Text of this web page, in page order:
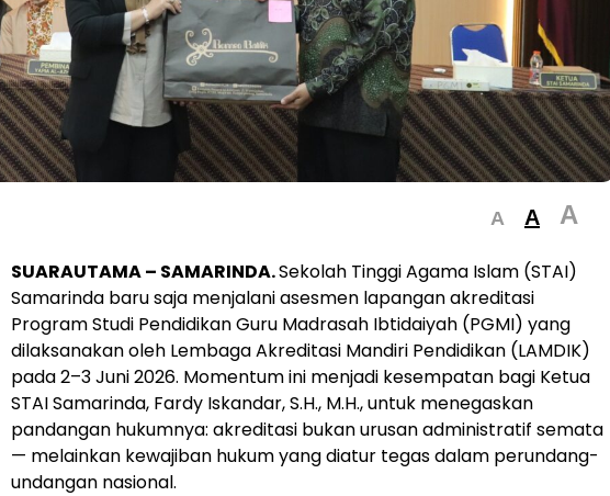
A A A
SUARAUTAMA – SAMARINDA.Sekolah Tinggi Agama Islam (STAI)
Samarinda baru saja menjalani asesmen lapangan akreditasi
Program Studi Pendidikan Guru Madrasah Ibtidaiyah (PGMI) yang
dilaksanakan oleh Lembaga Akreditasi Mandiri Pendidikan (LAMDIK)
pada 2–3 Juni 2026. Momentum ini menjadi kesempatan bagi Ketua
STAI Samarinda, Fardy Iskandar, S.H., M.H., untuk menegaskan
pandangan hukumnya: akreditasi bukan urusan administratif semata
— melainkan kewajiban hukum yang diatur tegas dalam perundang-
undangan nasional.